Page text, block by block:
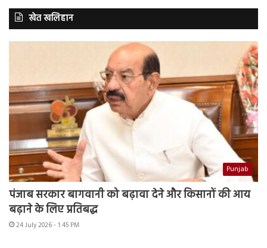
खेत खलिहान
Punjab
पंजाब सरकार बागवानी को बढ़ावा देने और किसानों की आय
बढ़ाने के लिए प्रतिबद्ध
24 July 2026 - 1:45 PM